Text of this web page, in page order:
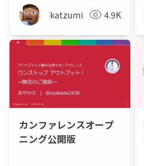
katzumi 4.9K
カンファレンスオープ
ニング公開版